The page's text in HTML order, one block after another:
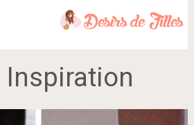
Inspiration